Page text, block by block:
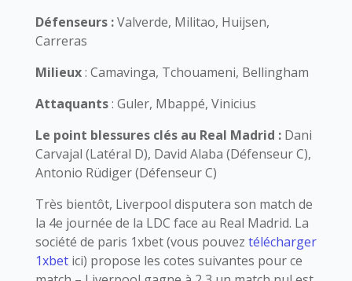
Défenseurs :Valverde, Militao, Huijsen,
Carreras
Milieux: Camavinga, Tchouameni, Bellingham
Attaquants: Guler, Mbappé, Vinicius
Le point blessures clés au Real Madrid : Dani
Carvajal (Latéral D), David Alaba (Défenseur C),
Antonio Rüdiger (Défenseur C)
Très bientôt, Liverpool disputera son match de
la 4e journée de la LDC face au Real Madrid. La
société de paris 1xbet (vous pouvez télécharger
1xbetici) propose les cotes suivantes pour ce